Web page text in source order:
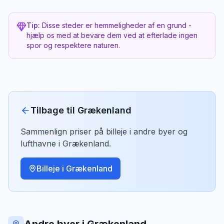
med vigtig historie.”
Bedste tidspunkt
MJ
Mikkels opdagelse 2022
“ Vandreturen gennem kløften er oplevelsen
sidst denne magiske strand. Perfekt til en
hel dag væk fra verden.
Tip: Disse steder er hemmeligheder af en grund -
hjælp os med at bevare dem ved at efterlade ingen
spor og respektere naturen.
Tilbage til Grækenland
Sammenlign priser på billeje i andre byer og
lufthavne i Grækenland.
Billeje i Grækenland